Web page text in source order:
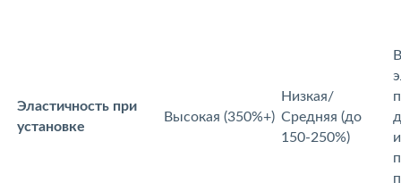
Эластичность при
установке
Высокая (350%+)
Низкая/
Средняя (до
150-250%)